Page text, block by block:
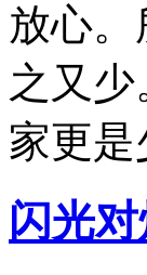
放心
之又
家更是
闪光